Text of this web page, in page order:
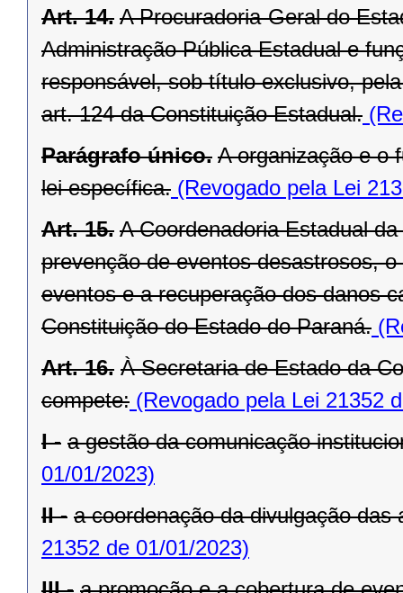
Art. 14. A Procuradoria-Geral do
Administração Pública Estadual e
responsável, sob título exclusivo,
art. 124 da Constituição Estadual.
Parágrafo único. A organização e o
lei específica. (Revogado pela Lei
Art. 15. A Coordenadoria Estadual
prevenção de eventos desastrosos,
eventos e a recuperação dos danos
Constituição do Estado do Paraná.
Art. 16. À Secretaria de Estado da
compete: (Revogado pela Lei 21352
I - a gestão da comunicação
01/01/2023)
II - a coordenação da divulgação das
21352 de 01/01/2023)